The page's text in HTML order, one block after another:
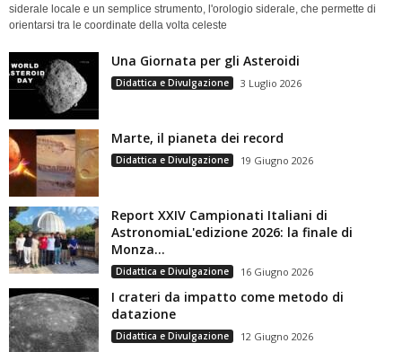
siderale locale e un semplice strumento, l'orologio siderale, che permette di
orientarsi tra le coordinate della volta celeste
Una Giornata per gli Asteroidi
Didattica e Divulgazione 3 Luglio 2026
Marte, il pianeta dei record
Didattica e Divulgazione 19 Giugno 2026
Report XXIV Campionati Italiani di
AstronomiaL'edizione 2026: la finale di
Monza...
Didattica e Divulgazione 16 Giugno 2026
I crateri da impatto come metodo di
datazione
Didattica e Divulgazione 12 Giugno 2026